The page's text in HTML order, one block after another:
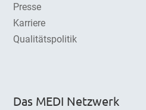
Presse
Karriere
Qualitätspolitik
Das MEDI Netzwerk